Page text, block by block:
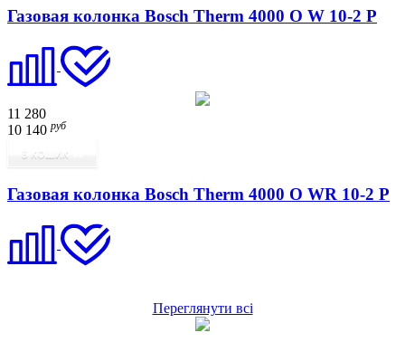
Газовая колонка Bosch Therm 4000 O W 10-2 P
11 280
10 140 руб
В КОШИК
Газовая колонка Bosch Therm 4000 O WR 10-2 P
Переглянути всі